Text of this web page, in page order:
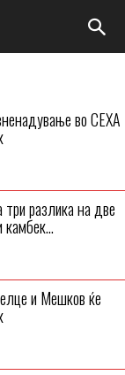
во СЕХА
разлика на две
камбек...
и Мешков ќе